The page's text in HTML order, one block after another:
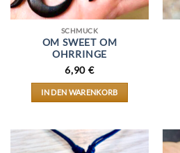
SCHMUCK
OM SWEET OM
OHRRINGE
6,90€
IN DEN WARENKORB